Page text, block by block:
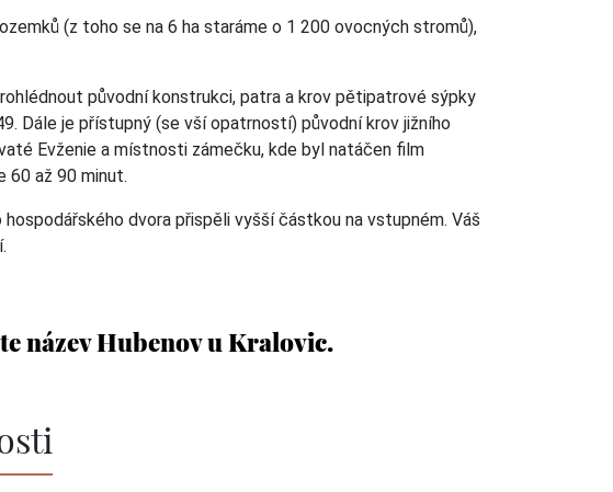
(z toho se na 6 ha staráme o 1 200 ovocných stromů),
původní konstrukci, patra a krov pětipatrové sýpky
Dále je přístupný (se vší opatrností) původní krov jižního
Evženie a místnosti zámečku, kde byl natáčen film
60 až 90 minut.
dvora přispěli vyšší částkou na vstupném. Váš
název Hubenov u Kralovic.